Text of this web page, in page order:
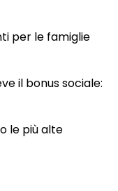
per le famiglie
il bonus sociale:
le più alte